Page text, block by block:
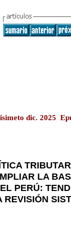
dic. 2025
LA
PERÚ:
REVISIÓN